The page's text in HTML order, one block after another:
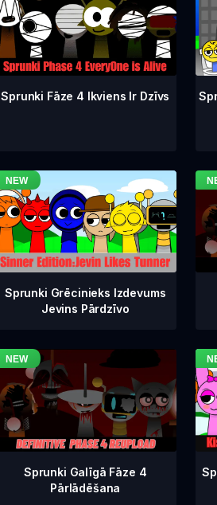
Sprunki Fāze 4 Ikviens Ir Dzīvs
Sprunki Grēcinieks Izdevums
Jevins Pārdzīvo
Sprunki Galīgā Fāze 4
Pārlādēšana